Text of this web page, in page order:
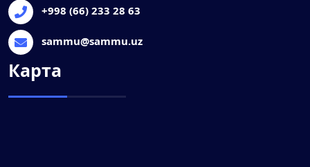
+998 (66) 233 28 63
sammu@sammu.uz
Карта